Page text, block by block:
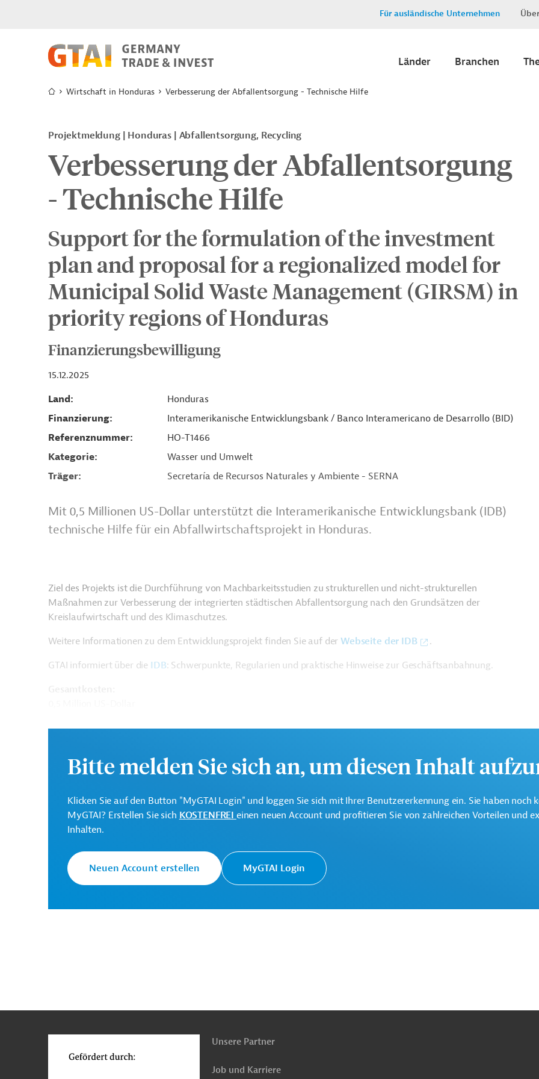
Für ausländische Unternehmen
Länder Branchen
Wirtschaft in Honduras Verbesserung der Abfallentsorgung - Technische Hilfe
Projektmeldung Honduras Abfallentsorgung, Recycling
Verbesserung der Abfallentsorgung
- Technische Hilfe
Support for the formulation of the investment
plan and proposal for a regionalized model for
Municipal Solid Waste Management (GIRSM) in
priority regions of Honduras
Finanzierungsbewilligung
15.12.2025
Land
Honduras
Finanzierung
Interamerikanische Entwicklungsbank / Banco Interamericano de Desarrollo (BID)
Referenznummer
HO-T1466
Kategorie
Wasser und Umwelt
Träger
Secretaría de Recursos Naturales y Ambiente - SERNA
Mit 0,5 Millionen US-Dollar unterstützt die Interamerikanische Entwicklungsbank (IDB)
technische Hilfe für ein Abfallwirtschaftsprojekt in Honduras.
Ziel des Projekts ist die Durchführung von Machbarkeitsstudien zu strukturellen und nicht-strukturellen
Maßnahmen zur Verbesserung der integrierten städtischen Abfallentsorgung nach den Grundsätzen der
Kreislaufwirtschaft und des Klimaschutzes.
Weitere Informationen zu dem Entwicklungsprojekt finden Sie auf derWebseite der IDB
.
GTAI informiert über die IDB: Schwerpunkte, Regularien und praktische Hinweise zur Geschäftsanbahnung.
Geberbeitrag:
Kontaktadressen
Interamerikanische
Entwicklungsbank (IDB)
Die IDB ist die wichtigste multilaterale Finanzierungsinstitution für
Entwicklungsprojekte in der Region Lateinamerika und Karibik.
Luft-, Klimaschutz
Marketing, Marktforschung
Bitte melden Sie sich an, um diesen Inhalt
Klicken Sie auf den Button "MyGTAI Login" und loggen Sie sich mit Ihrer Benutzererkennung ein. Sie haben noch
MyGTAI? Erstellen Sie sich KOSTENFREI einen neuen Account und profitieren Sie von zahlreichen Vorteilen und
Inhalten.
Neuen Account erstellen MyGTAI Login
oben
Unsere Partner
Job und Karriere